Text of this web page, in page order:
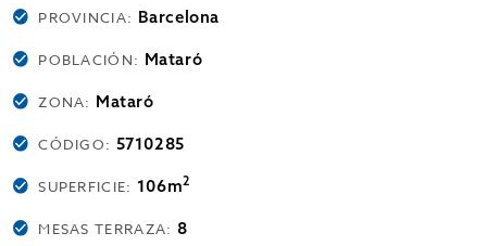
PROVINCIA: Barcelona
POBLACIÓN: Mataró
ZONA: Mataró
CÓDIGO: 5710285
SUPERFICIE: 106m2
MESAS TERRAZA: 8